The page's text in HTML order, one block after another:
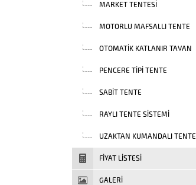
MARKET TENTESI
MOTORLU MAFSALLI TENTE
OTOMATIK KATLANIR TAVAN
PENCERE TIPI TENTE
SABIT TENTE
RAYLI TENTE SISTEMI
UZAKTAN KUMANDALI TENTE
FIYAT LISTESI
GALERİ